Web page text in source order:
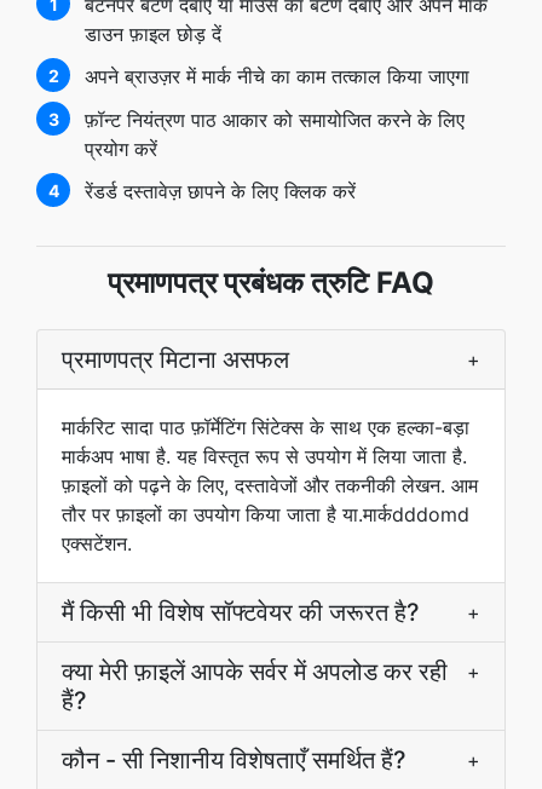
बटनपर बटण दबाऐ या माउस का बटण दबाऐ और अपने मार्क
डाउन फ़ाइल छोड़ दें
2 अपने ब्राउज़र में मार्क नीचे का काम तत्काल किया जाएगा
3
फ़ॉन्ट नियंत्रण पाठ आकार को समायोजित करने के लिए
प्रयोग करें
4 रेंडर्ड दस्तावेज़ छापने के लिए क्लिक करें
प्रमाणपत्र प्रबंधक त्रुटि FAQ
प्रमाणपत्र मिटाना असफल +
मार्करिट सादा पाठ फ़ॉर्मेटिंग सिंटेक्स के साथ एक हल्का-बड़ा
मार्कअप भाषा है. यह विस्तृत रूप से उपयोग में लिया जाता है.
फ़ाइलों को पढ़ने के लिए, दस्तावेजों और तकनीकी लेखन. आम
तौर पर फ़ाइलों का उपयोग किया जाता है या.मार्कdddomd
एक्सटेंशन.
मैं किसी भी विशेष सॉफ्टवेयर की जरूरत है? +
क्या मेरी फ़ाइलें आपके सर्वर में अपलोड कर रही
हैं?
+
कौन - सी निशानीय विशेषताएँ समर्थित हैं? +